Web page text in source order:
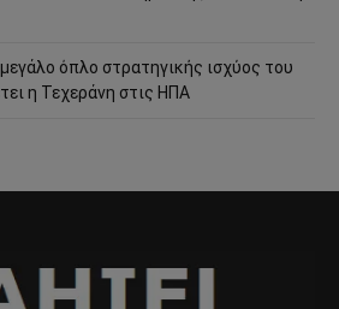
όπλο στρατηγικής ισχύος του
η Τεχεράνη στις ΗΠΑ